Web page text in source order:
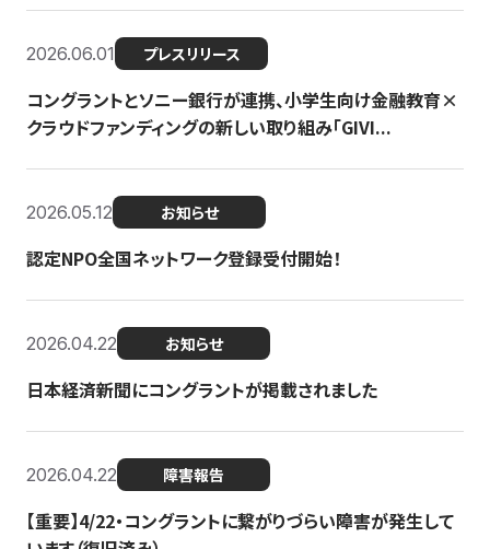
2026.06.01 プレスリリース
コングラントとソニー銀行が連携、小学生向け金融教育×
クラウドファンディングの新しい取り組み「GIVI...
2026.05.12 お知らせ
認定NPO全国ネットワーク登録受付開始！
2026.04.22 お知らせ
日本経済新聞にコングラントが掲載されました
2026.04.22 障害報告
【重要】4/22・コングラントに繋がりづらい障害が発生して